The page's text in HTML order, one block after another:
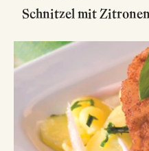
Schnitzel mit